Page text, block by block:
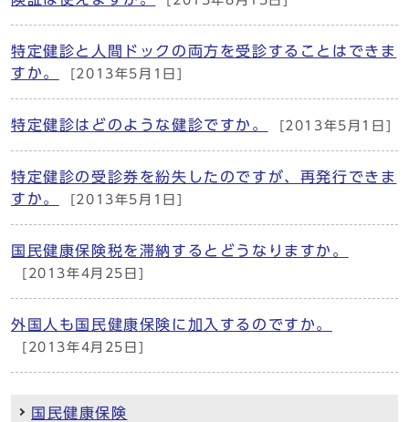
特定健診と人間ドックの両方を受診することはできま
すか。
[2013年5月1日]
特定健診はどのような健診ですか。 [2013年5月1日]
特定健診の受診券を紛失したのですが、再発行できま
すか。
[2013年5月1日]
国民健康保険税を滞納するとどうなりますか。
[2013年4月25日]
外国人も国民健康保険に加入するのですか。
[2013年4月25日]
国民健康保険